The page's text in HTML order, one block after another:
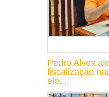
Pedro Alves
fiscalização
ele...